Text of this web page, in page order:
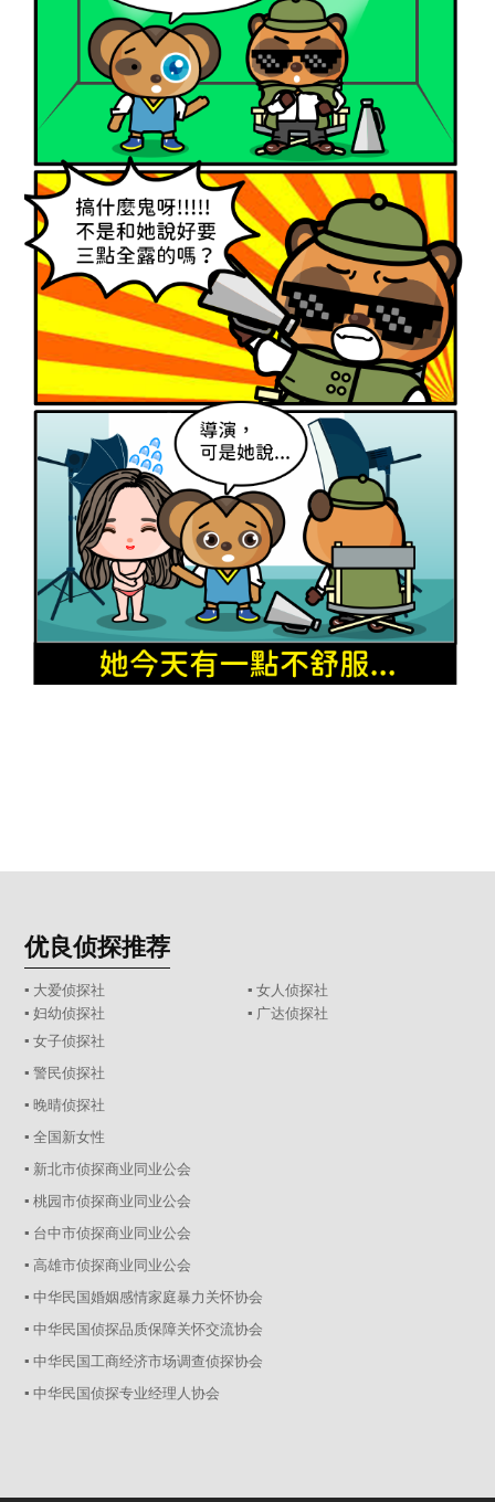
优良侦探推荐
▪ 大爱侦探社
▪ 女人侦探社
▪ 妇幼侦探社
▪ 广达侦探社
▪ 女子侦探社
▪ 警民侦探社
▪ 晚晴侦探社
▪ 全国新女性
▪ 新北市侦探商业同业公会
▪ 桃园市侦探商业同业公会
▪ 台中市侦探商业同业公会
▪ 高雄市侦探商业同业公会
▪ 中华民国婚姻感情家庭暴力关怀协会
▪ 中华民国侦探品质保障关怀交流协会
▪ 中华民国工商经济市场调查侦探协会
▪ 中华民国侦探专业经理人协会